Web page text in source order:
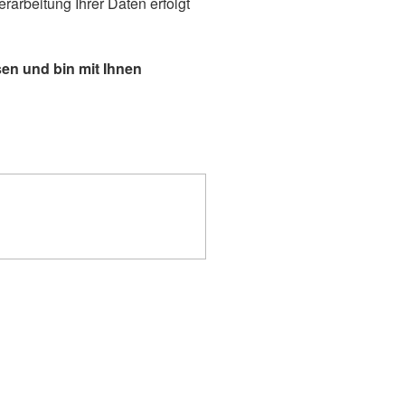
und bin mit Ihnen